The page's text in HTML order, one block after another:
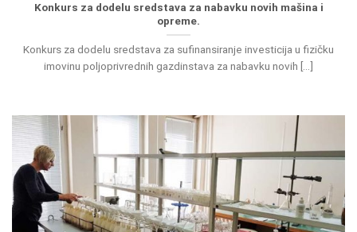
Konkurs za dodelu sredstava za nabavku novih mašina i
opreme.
Konkurs za dodelu sredstava za sufinansiranje investicija u fizičku
imovinu poljoprivrednih gazdinstava za nabavku novih [...]